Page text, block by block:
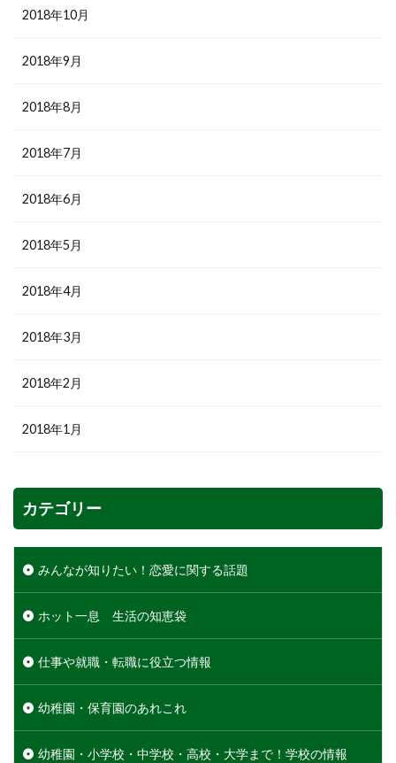
2018年10月
2018年9月
2018年8月
2018年7月
2018年6月
2018年5月
2018年4月
2018年3月
2018年2月
2018年1月
カテゴリー
みんなが知りたい！恋愛に関する話題
ホット一息 生活の知恵袋
仕事や就職・転職に役立つ情報
幼稚園・保育園のあれこれ
幼稚園・小学校・中学校・高校・大学まで！学校の情報